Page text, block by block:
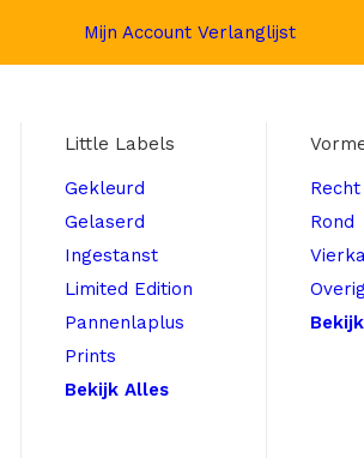
Mijn Account Verlanglijst
Little Labels
Gekleurd
Gelaserd
Ingestanst
Limited Edition
Pannenlaplus
Prints
Bekijk Alles
Recht
Rond